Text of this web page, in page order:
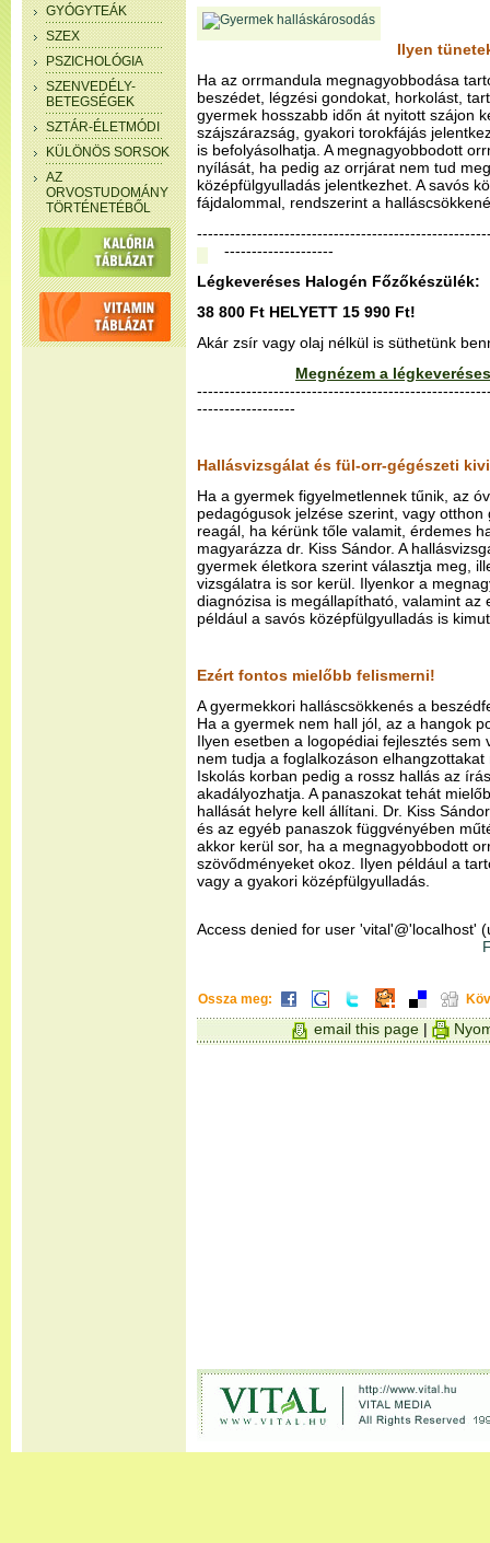
GYÓGYTEÁK
SZEX
PSZICHOLÓGIA
SZENVEDÉLY-
BETEGSÉGEK
SZTÁR-ÉLETMÓDI
KÜLÖNÖS SORSOK
AZ
ORVOSTUDOMÁNY
TÖRTÉNETÉBŐL
Ilyen
Ha az orrmandula megnagyobbodása
beszédet, légzési gondokat, horkolást,
gyermek hosszabb időn át nyitott szájon
szájszárazság, gyakori torokfájás
is befolyásolhatja. A megnagyobbodott
nyílását, ha pedig az orrjárat nem tud
középfülgyulladás jelentkezhet. A savós
fájdalommal, rendszerint a
--------------------
Légkeveréses Halogén Főzőkészülék:
38 800 Ft HELYETT 15 990 Ft!
Akár zsír vagy olaj nélkül is süthetünk
Megnézem a
------------------
Hallásvizsgálat és fül-orr-gégészeti
Ha a gyermek figyelmetlennek tűnik, az
pedagógusok jelzése szerint, vagy
reagál, ha kérünk tőle valamit, érdemes
magyarázza dr. Kiss Sándor. A
gyermek életkora szerint választja meg,
vizsgálatra is sor kerül. Ilyenkor a
diagnózisa is megállapítható, valamint az
például a savós középfülgyulladás is
Ezért fontos mielőbb felismerni!
A gyermekkori halláscsökkenés a
Ha a gyermek nem hall jól, az a hangok
Ilyen esetben a logopédiai fejlesztés sem
nem tudja a foglalkozáson
Iskolás korban pedig a rossz hallás az
akadályozhatja. A panaszokat tehát
hallását helyre kell állítani. Dr. Kiss
és az egyéb panaszok függvényében
akkor kerül sor, ha a megnagyobbodott
szövődményeket okoz. Ilyen például a
vagy a gyakori középfülgyulladás.
Access denied for user 'vital'@'localhost'
Ossza meg:
email this page |